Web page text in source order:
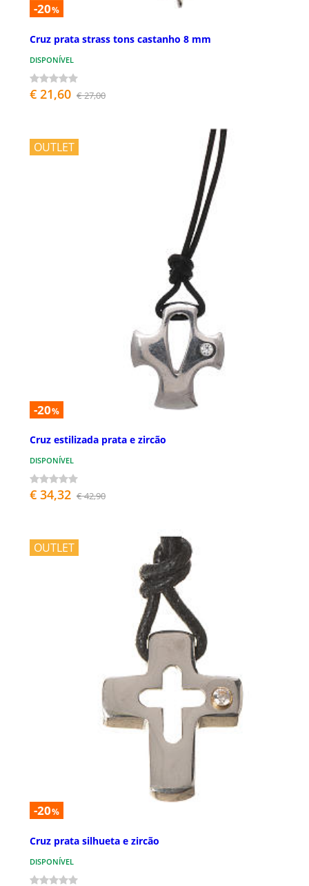
-20%
Cruz prata strass tons castanho 8 mm
DISPONÍVEL
€ 21,60 € 27,00
OUTLET
-20%
Cruz estilizada prata e zircão
DISPONÍVEL
€ 34,32 € 42,90
OUTLET
-20%
Cruz prata silhueta e zircão
DISPONÍVEL